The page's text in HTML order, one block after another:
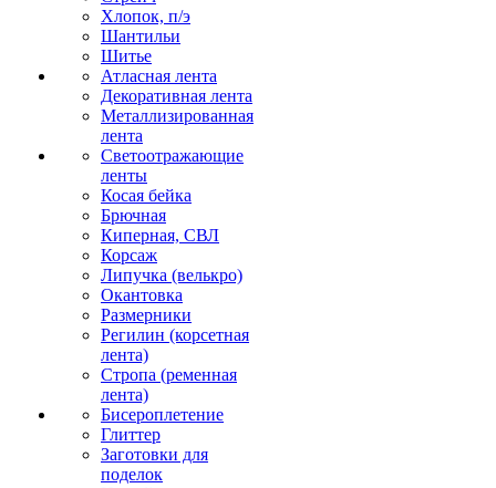
Хлопок, п/э
Шантильи
Шитье
Атласная лента
Декоративная лента
Металлизированная
лента
Светоотражающие
ленты
Косая бейка
Брючная
Киперная, СВЛ
Корсаж
Липучка (велькро)
Окантовка
Размерники
Регилин (корсетная
лента)
Стропа (ременная
лента)
Бисероплетение
Глиттер
Заготовки для
поделок